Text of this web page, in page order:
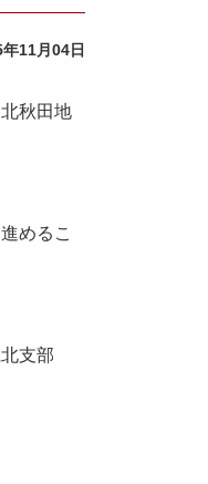
11月04日
秋田地
めるこ
支部